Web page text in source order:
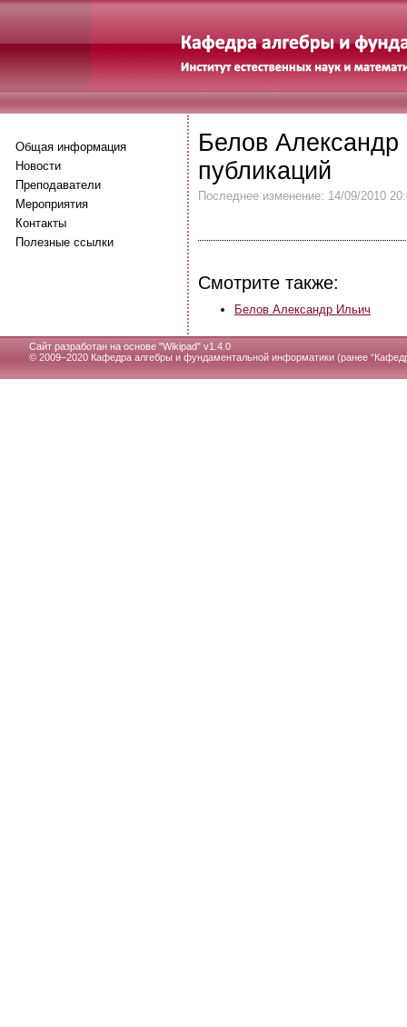
Общая информация
Новости
Преподаватели
Мероприятия
Контакты
Полезные ссылки
Белов
публикаций
Последнее изменение: 14/09/2010
Смотрите также:
Белов Александр Ильич
Сайт разработан на основе "Wikipad" v1.4.0
© 2009–2020 Кафедра алгебры и фундаментальной информатики (ранее